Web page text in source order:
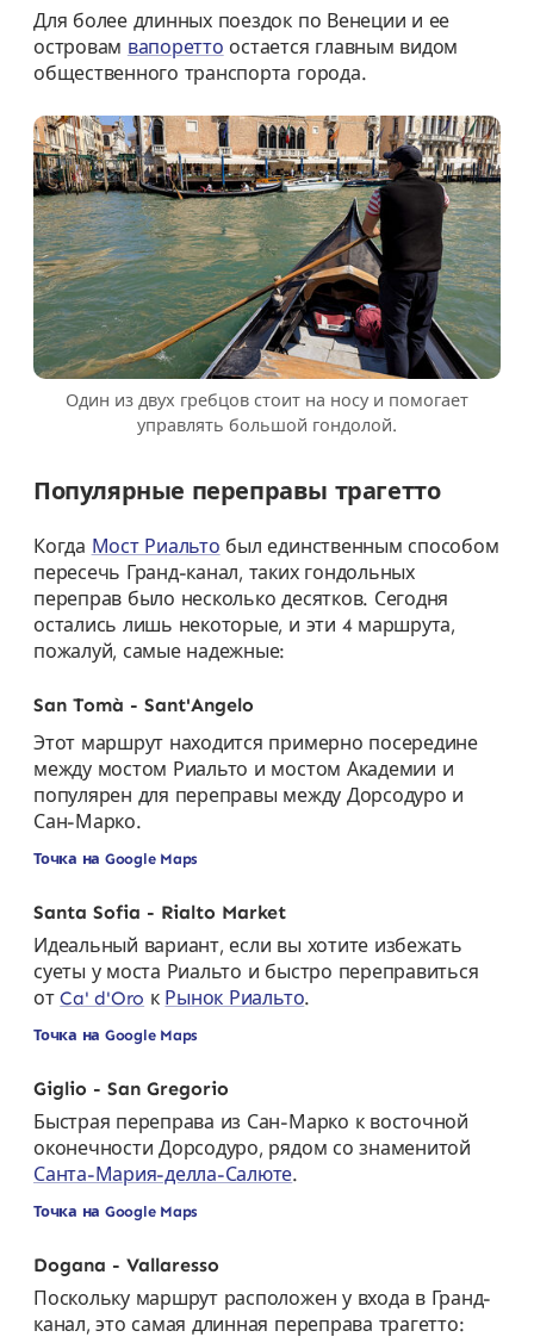
Для более длинных поездок по Венеции и ее
островам вапоретто остается главным видом
общественного транспорта города.
Один из двух гребцов стоит на носу и помогает
управлять большой гондолой.
Популярные переправы трагетто
Когда Мост Риальто был единственным способом
пересечь Гранд-канал, таких гондольных
переправ было несколько десятков. Сегодня
остались лишь некоторые, и эти 4 маршрута,
пожалуй, самые надежные:
San Tomà - Sant'Angelo
Этот маршрут находится примерно посередине
между мостом Риальто и мостом Академии и
популярен для переправы между Дорсодуро и
Сан-Марко.
Точка на Google Maps
Santa Sofia - Rialto Market
Идеальный вариант, если вы хотите избежать
суеты у моста Риальто и быстро переправиться
отCa' d'Oro к Рынок Риальто.
Точка на Google Maps
Giglio - San Gregorio
Быстрая переправа из Сан-Марко к восточной
оконечности Дорсодуро, рядом со знаменитой
Санта-Мария-делла-Салюте.
Точка на Google Maps
Dogana - Vallaresso
Поскольку маршрут расположен у входа в Гранд-
канал, это самая длинная переправа трагетто: